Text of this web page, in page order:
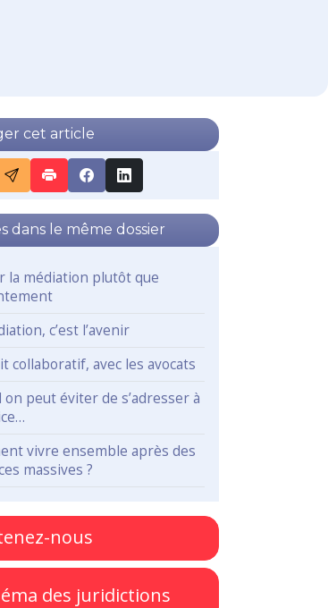
cet article
dans le même dossier
la médiation plutôt que
c’est l’avenir
collaboratif, avec les avocats
on peut éviter de s’adresser à
vivre ensemble après des
massives ?
nous
des juridictions